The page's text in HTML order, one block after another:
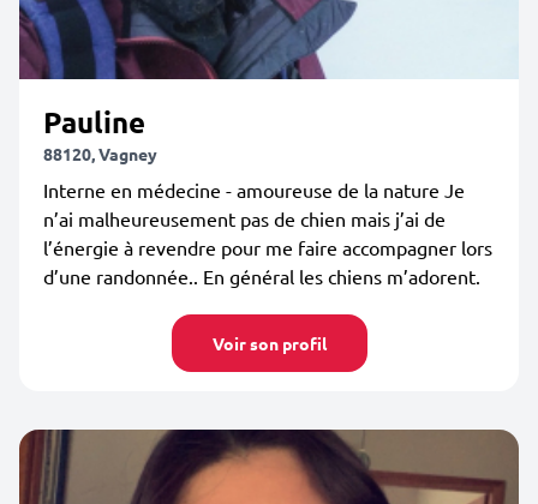
Pauline
88120, Vagney
Interne en médecine - amoureuse de la nature Je
n’ai malheureusement pas de chien mais j’ai de
l’énergie à revendre pour me faire accompagner lors
d’une randonnée.. En général les chiens m’adorent.
Voir son profil